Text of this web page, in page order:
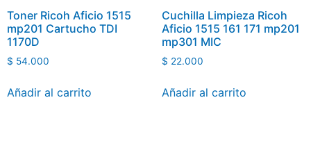
Toner Ricoh Aficio 1515
mp201 Cartucho TDI
1170D
$ 54.000
Añadir al carrito
Cuchilla Limpieza Ricoh
Aficio 1515 161 171 mp201
mp301 MIC
$ 22.000
Añadir al carrito